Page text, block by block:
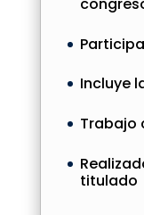
Incluye
Trabajo
titulado